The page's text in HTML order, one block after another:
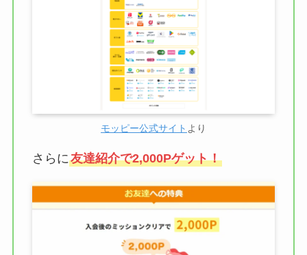
モッピー公式サイト より
さらに友達紹介で2,000Pゲット！